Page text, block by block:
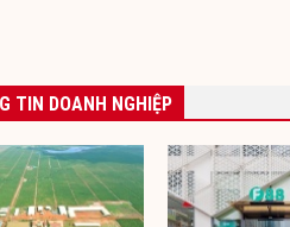
TIN DOANH NGHIỆP